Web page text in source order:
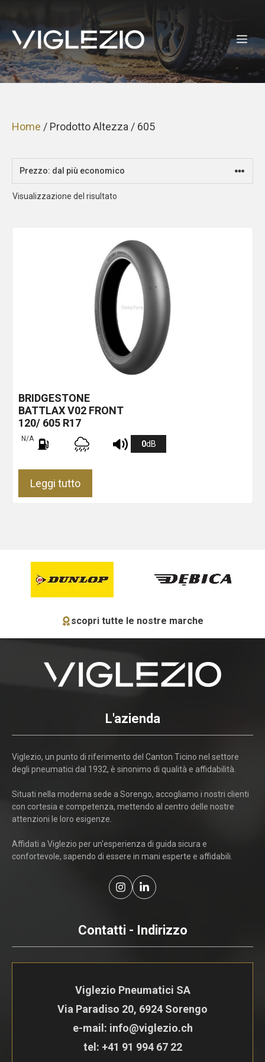
contenuto
Home / Prodotto Altezza / 605
Visualizzazione del risultato
BRIDGESTONE
BATTLAX V02 FRONT
120/ 605 R17
N/A
0dB
Leggi tutto
scopri tutte le nostre marche
L'azienda
Viglezio, un punto di riferimento del Canton Ticino nel settore
degli pneumatici dal 1932, è sinonimo di qualità e affidabilità.
Situati nella moderna sede a Sorengo, accogliamo i nostri clienti
con cortesia e competenza, mettendo al centro delle nostre
attenzioni le loro esigenze.
Affidati a Viglezio per un'esperienza di guida sicura e
confortevole, sapendo di essere in mani esperte e affidabili.
Contatti - Indirizzo
Viglezio Pneumatici SA
Via Paradiso 20, 6924 Sorengo
e-mail: info@viglezio.ch
tel: +41 91 994 67 22